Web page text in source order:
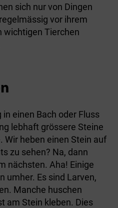
sich nur von Dingen
vor ihrem
wichtigen Tierchen
einen Bach oder Fluss
lebhaft grössere Steine
Wir heben einen Stein auf
zu sehen? Na, dann
nächsten. Aha! Einige
umher. Es sind Larven,
Manche huschen
am Stein kleben. Dies